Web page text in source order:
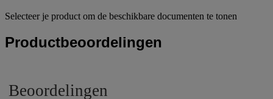
Selecteer je product om de beschikbare documenten te tonen
Productbeoordelingen